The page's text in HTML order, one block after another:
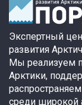
Экспертный
развития
Мы реализуем
Арктики,
среди широкой